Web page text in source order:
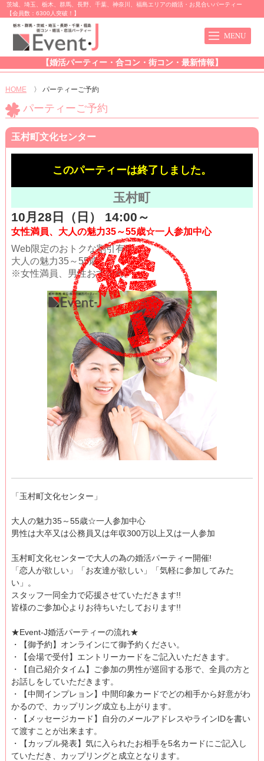
茨城、埼玉、栃木、群馬、長野、千葉、神奈川、福島エリアの婚活・お見合いパーティー
【会員数：6300人突破！】
【婚活パーティー・合コン・街コン・最新情報】
HOME 〉 パーティーご予約
パーティーご予約
玉村町文化センター
このパーティーは終了しました。
玉村町
10月28日（日） 14:00～
女性満員、大人の魅力35～55歳☆一人参加中心
Web限定のおトクな割引有!!
大人の魅力35～55歳
※女性満員、男性おすすめ
「玉村町文化センター」
大人の魅力35～55歳☆一人参加中心
男性は大卒又は公務員又は年収300万以上又は一人参加
玉村町文化センターで大人の為の婚活パーティー開催!
「恋人が欲しい」「お友達が欲しい」「気軽に参加してみた
い」。
スタッフ一同全力で応援させていただきます!!
皆様のご参加心よりお待ちいたしております!!
★Event-J婚活パーティーの流れ★
・【御予約】オンラインにて御予約ください。
・【会場で受付】エントリーカードをご記入いただきます。
・【自己紹介タイム】ご参加の男性が巡回する形で、全員の方と
お話しをしていただきます。
・【中間インプレョン】中間印象カードでどの相手から好意がわ
かるので、カップリング成立も上がります。
・【メッセージカード】自分のメールアドレスやラインIDを書い
て渡すことが出来ます。
・【カップル発表】気に入られたお相手を5名カードにご記入し
ていただき、カップリングと成立となります。